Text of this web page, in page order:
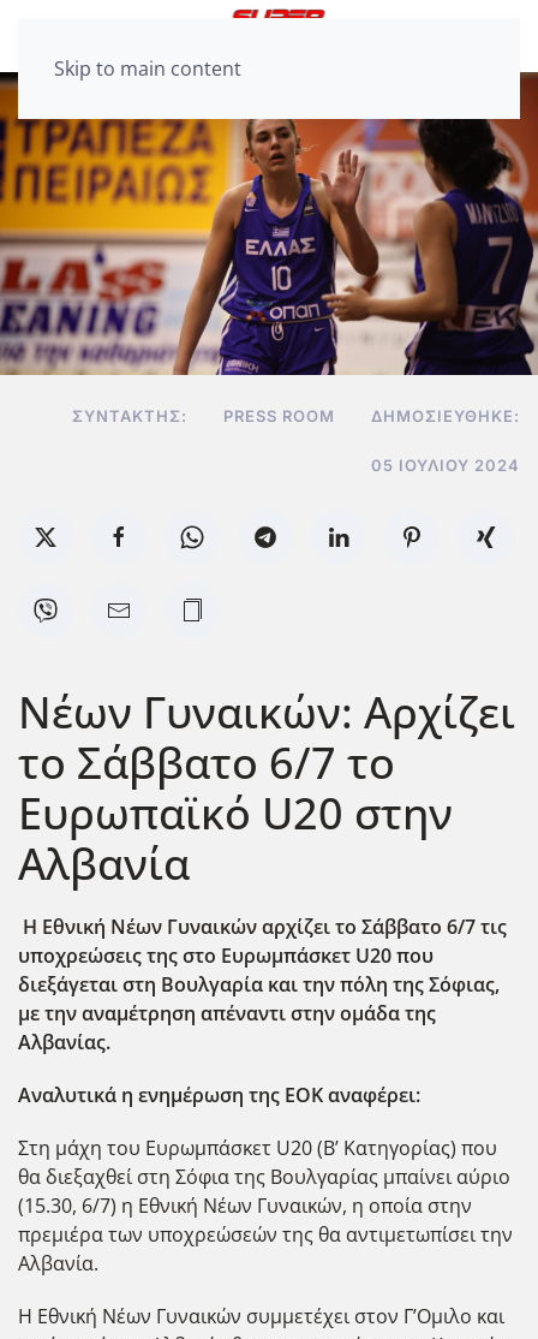
Skip to main content
ΣΥΝΤΆΚΤΗΣ: PRESS ROOM ΔΗΜΟΣΙΕΎΘΗΚΕ:
05 ΙΟΥΛΊΟΥ 2024
Νέων Γυναικών: Αρχίζει
το Σάββατο 6/7 το
Ευρωπαϊκό U20 στην
Αλβανία
Η Εθνική Νέων Γυναικών αρχίζει το Σάββατο 6/7 τις
υποχρεώσεις της στο Ευρωμπάσκετ U20 που
διεξάγεται στη Βουλγαρία και την πόλη της Σόφιας,
με την αναμέτρηση απέναντι στην ομάδα της
Αλβανίας.
Αναλυτικά η ενημέρωση της ΕΟΚ αναφέρει:
Στη μάχη του Ευρωμπάσκετ U20 (Β’ Κατηγορίας) που
θα διεξαχθεί στη Σόφια της Βουλγαρίας μπαίνει αύριο
(15.30, 6/7) η Εθνική Νέων Γυναικών, η οποία στην
πρεμιέρα των υποχρεώσεών της θα αντιμετωπίσει την
Αλβανία.
Η Εθνική Νέων Γυναικών συμμετέχει στον Γ’Ομιλο και